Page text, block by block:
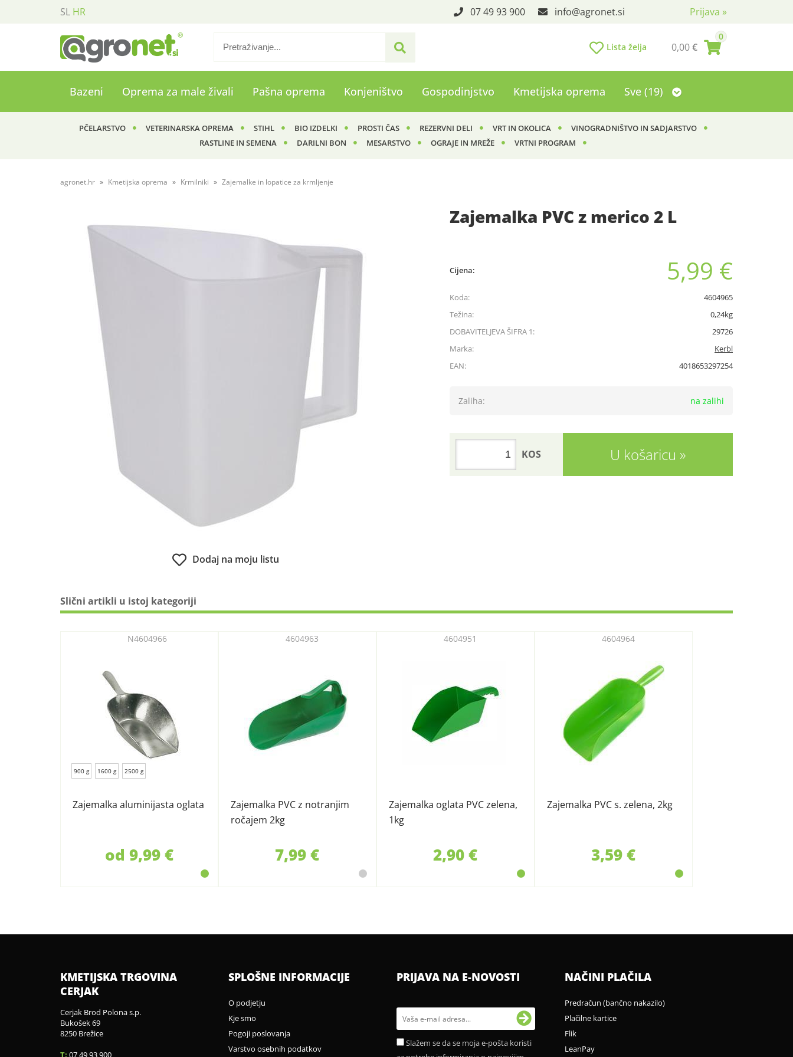
SL HR Prijava »
07 49 93 900 info agronet.si
0
0,00€
Lista želja
Bazeni Oprema za male živali Pašna oprema Konjeništvo Gospodinjstvo Kmetijska oprema Sve (19)
PČELARSTVO VETERINARSKA OPREMA STIHL BIO IZDELKI PROSTI ČAS REZERVNI DELI VRT IN OKOLICA
VINOGRADNIŠTVO IN SADJARSTVO
RASTLINE IN SEMENA
DARILNI BON MESARSTVO OGRAJE IN MREŽE VRTNI PROGRAM
agronet.hr Kmetijska oprema Krmilniki Zajemalke in lopatice za krmljenje
Zajemalka PVC z merico 2 L
Dodaj na moju listu
Cijena: 5,99 €
Koda:
4604965
Težina:
0,24kg
DOBAVITELJEVA ŠIFRA 1:
29726
Marka:
Kerbl
EAN:
4018653297254
Zaliha: na zalihi
U košaricu
KOS
Slični artikli u istoj kategoriji
900 g 1600 g 2500 g
Zajemalka aluminijasta oglata
N4604966
od 9,99 €
Zajemalka PVC z notranjim
ročajem 2kg
4604963
7,99 €
Zajemalka oglata PVC zelena,
1kg
4604951
2,90 €
Zajemalka PVC s. zelena, 2kg
4604964
3,59 €
KMETIJSKA TRGOVINA
CERJAK
Cerjak Brod Polona s.p.
Bukošek 69
8250 Brežice
T: 07 49 93 900
SPLOŠNE INFORMACIJE
O podjetju
Kje smo
Pogoji poslovanja
Varstvo osebnih podatkov
PRIJAVA NA E-NOVOSTI
Slažem se da se moja e-pošta koristi
NAČINI PLAČILA
Predračun (bančno nakazilo)
Plačilne kartice
Flik
LeanPay